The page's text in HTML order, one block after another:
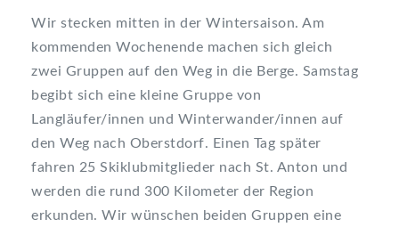
Wir stecken mitten in der Wintersaison. Am
kommenden Wochenende machen sich gleich
zwei Gruppen auf den Weg in die Berge. Samstag
begibt sich eine kleine Gruppe von
Langläufer/innen und Winterwander/innen auf
den Weg nach Oberstdorf. Einen Tag später
fahren 25 Skiklubmitglieder nach St. Anton und
werden die rund 300 Kilometer der Region
erkunden. Wir wünschen beiden Gruppen eine